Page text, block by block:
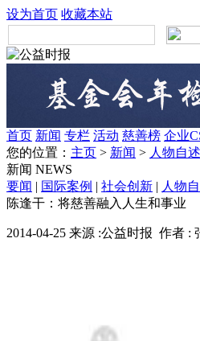
设为首页 收藏本站
首页 新闻 专栏 活动 慈善榜 企业
您的位置： 主页 > 新闻 > 人物自述
新闻 NEWS
要闻 | 国际案例 | 社会创新 | 人物
陈逢干：将慈善融入人生和事业
2014-04-25 来源 :公益时报 作者 :